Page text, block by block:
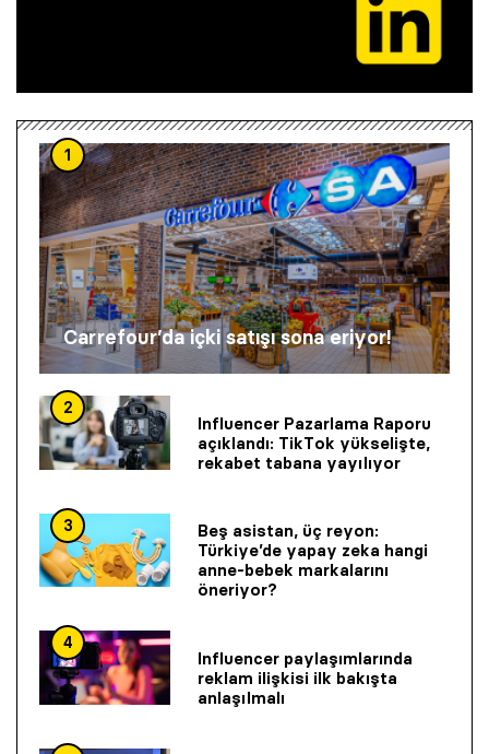
1
Carrefour’da içki satışı sona eriyor!
2
Influencer Pazarlama Raporu
açıklandı: TikTok yükselişte,
rekabet tabana yayılıyor
3
Beş asistan, üç reyon:
Türkiye’de yapay zeka hangi
anne-bebek markalarını
öneriyor?
4
Influencer paylaşımlarında
reklam ilişkisi ilk bakışta
anlaşılmalı